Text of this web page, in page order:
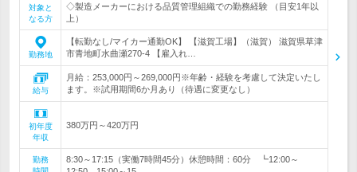
対象と
なる方
◇製造メーカーにおける品質管理組織での勤務経験 （目安1年以
上）
勤務地
【転勤なし/マイカー通勤OK】 【滋賀工場】（滋賀） 滋賀県草津
市青地町水曲瀬270-4 【雇入れ…
給与
月給：253,000円～269,000円※年齢・経験を考慮して決定いたし
ます。※試用期間6か月あり（待遇に変更なし）
初年度
年収
380万円～420万円
勤務
8:30～17:15（実働7時間45分）休憩時間：60分 ┗12:00～